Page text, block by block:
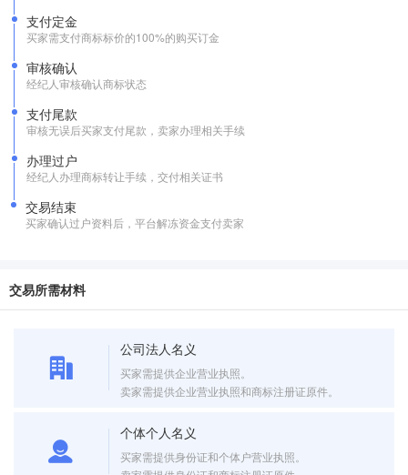
支付定金
买家需支付商标标价的100%的购买订金
审核确认
经纪人审核确认商标状态
支付尾款
审核无误后买家支付尾款，卖家办理相关手续
办理过户
经纪人办理商标转让手续，交付相关证书
交易结束
买家确认过户资料后，平台解冻资金支付卖家
交易所需材料
公司法人名义
买家需提供企业营业执照。
卖家需提供企业营业执照和商标注册证原件。
个体个人名义
买家需提供身份证和个体户营业执照。